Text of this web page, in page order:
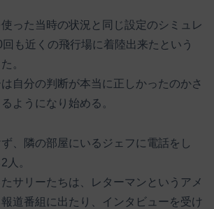
った当時の状況と同じ設定のシミュレ
も近くの飛行場に着陸出来たという
。
自分の判断が本当に正しかったのかさ
ようになり始める。
、隣の部屋にいるジェフに電話をし
人。
サリーたちは、レターマンというアメ
道番組に出たり、インタビューを受け